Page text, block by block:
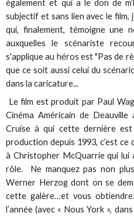
également et qui a le don de
subjectif et sans lien avec le film,
qui, finalement, témoigne une
auxquelles le scénariste
s'applique au héros est "Pas de
que ce soit aussi celui du
dans la caricature...
Le film est produit par Paul
Cinéma Américain de
Cruise à qui cette dernière
production depuis 1993, c’est
à Christopher McQuarrie qui lui
rôle. Ne manquez pas non
Werner Herzog dont on se
cette galère…et vous
l’année (avec « Nous York »,